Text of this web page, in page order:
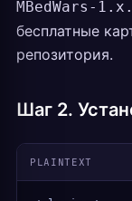
MBedWars-
бесплатные
репозитория.
Шаг 2.
PLAINTEXT